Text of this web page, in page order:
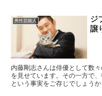
男性芸能人
ジ
譲
内藤剛志さんは俳優として数
を見せています。その一方で
という事実をご存じでしょう